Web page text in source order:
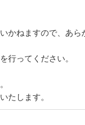
かねますので、あら
行ってください。
たします。